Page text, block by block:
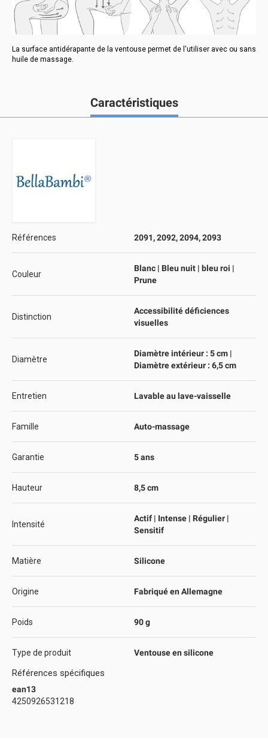
La surface antidérapante de la ventouse permet de l'utiliser avec ou sans
huile de massage.
Caractéristiques
Références 2091, 2092, 2094, 2093
Couleur
Blanc | Bleu nuit | bleu roi |
Prune
Distinction
Accessibilité déficiences
visuelles
Diamètre
Diamètre intérieur : 5 cm |
Diamètre extérieur : 6,5 cm
Entretien Lavable au lave-vaisselle
Famille Auto-massage
Garantie 5 ans
Hauteur 8,5 cm
Intensité
Actif | Intense | Régulier |
Sensitif
Matière Silicone
Origine Fabriqué en Allemagne
Poids 90 g
Type de produit Ventouse en silicone
Références spécifiques
ean13
4250926531218